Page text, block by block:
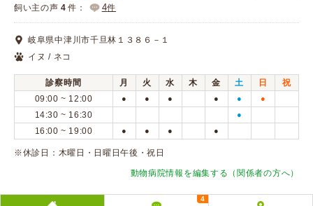
動物病院検索
口コミ検索
Calooペットとは？
口コミ投稿
飼い主の声 4 件： 4件
岐阜県中津川市千旦林１３８６－１
イヌ / ネコ
診察時間 月 火 水 木 金 土 日
祝
09:00 ~ 12:00
● ● ● ● ● ●
14:30 ~ 16:30 ●
16:00 ~ 19:00 ● ● ● ●
※休診日：木曜日・日曜日午後・祝日
動物病院情報を編集する（関係者の方へ）
4